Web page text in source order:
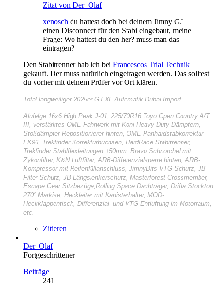
Zitat von Der_Olaf
xenosch du hattest doch bei deinem Jimny GJ
einen Disconnect für den Stabi eingebaut, meine
Frage: Wo hattest du den her? muss man das
eintragen?
Den Stabitrenner hab ich bei Francescos Trial Technik
gekauft. Der muss natürlich eingetragen werden. Das solltest
du vorher mit deinem Prüfer vor Ort klären.
Total langweiliger 2025er GJ XL Automatik Dubai Import:
Alufelge 16x6 High Peak J-01, 225/70R16 Toyo Open Country A/T
III, verstärktes OME-Fahrwerk mit Koni Heavy Duty Dämpfern,
Stoßdämpfer Repositionierer hinten, OME Panhardstabkorrektur
FK96, Trekfinder Korrekturbuchsen, HardRace Stabitrenner,
Trekfinder Stahlflexleitungen +50mm, Bravo Schnorchel mit
Zykonfilter, K&N Luftfilter, ARB-Differenzialsperre hinten, ARB-
Kompressor mit Reifenfüllanschluss, JimnyBits VTG-Schutz, JB
Filter-Schutz, JB Längslenkerschutz, Masterforest Crossmember,
Escape Gear Sitzbezüge,Rolling Space Dachträger, Drifta Stockton
270° Markise, Heckleiter mit Kanisterhalter, MOD-
Heckklappentisch, Differenzial- und VTG Entlüftung im Motorraum,
etc.
Zitieren
Der_Olaf
Fortgeschrittener
Beiträge
241